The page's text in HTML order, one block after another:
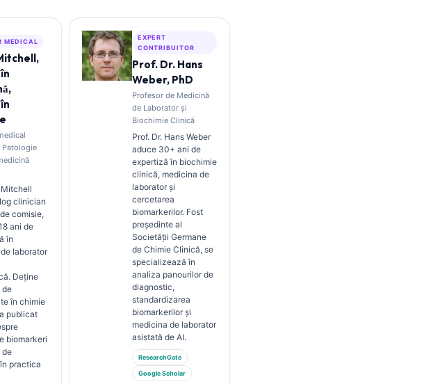
MEDICAL
Mitchell
clinician
comisie,
ani de
în
laborator
Deține
de
în chimie
publicat
biomarkeri
de
practica
EXPERT
CONTRIBUITOR
Prof. Dr. Hans
Weber, PhD
Profesor de Medicină
de Laborator și
Biochimie Clinică
Prof. Dr. Hans Weber
aduce 30+ ani de
expertiză în biochimie
clinică, medicina de
laborator și
cercetarea
biomarkerilor. Fost
președinte al
Societății Germane
de Chimie Clinică, se
specializează în
analiza panourilor de
diagnostic,
standardizarea
biomarkerilor și
medicina de laborator
asistată de AI.
ResearchGate
Google Scholar